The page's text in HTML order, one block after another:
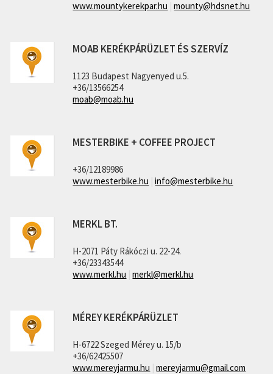
www.mountykerekpar.hu |mounty@hdsnet.hu
MOAB KERÉKPÁRÜZLET ÉS SZERVÍZ
1123 Budapest Nagyenyed u.5.
+36/13566254
moab@moab.hu
MESTERBIKE + COFFEE PROJECT
+36/12189986
www.mesterbike.hu |info@mesterbike.hu
MERKL BT.
H-2071 Páty Rákóczi u. 22-24.
+36/23343544
www.merkl.hu |merkl@merkl.hu
MÉREY KERÉKPÁRÜZLET
H-6722 Szeged Mérey u. 15/b
+36/62425507
www.mereyjarmu.hu |mereyjarmu@gmail.com